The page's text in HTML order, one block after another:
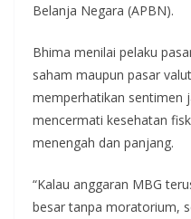
Belanja Negara (APBN).
Bhima menilai pelaku
saham maupun pasar
memperhatikan sentimen
mencermati kesehatan
menengah dan panjang.
“Kalau anggaran MBG
besar tanpa moratorium,